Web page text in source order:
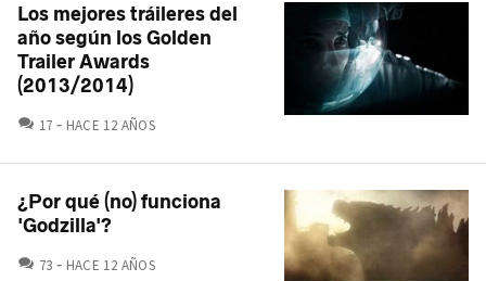
Los mejores tráileres del
año según los Golden
Trailer Awards
(2013/2014)
17 COMENTARIOS
HACE 12 AÑOS
¿Por qué (no) funciona
'Godzilla'?
73 COMENTARIOS
HACE 12 AÑOS